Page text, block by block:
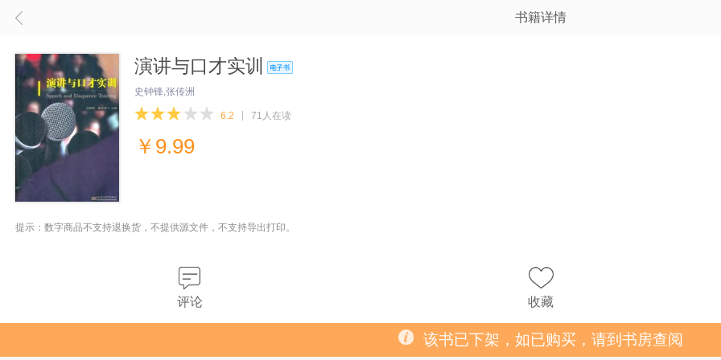
书籍详情
演讲与口才实训
史钟锋,张传洲
6.2 71人在读
￥ 9.99
提示：数字商品不支持退换货，不提供源文件，不支持导出打印。
评论 收藏
该书已下架，如已购买，请到书房查阅